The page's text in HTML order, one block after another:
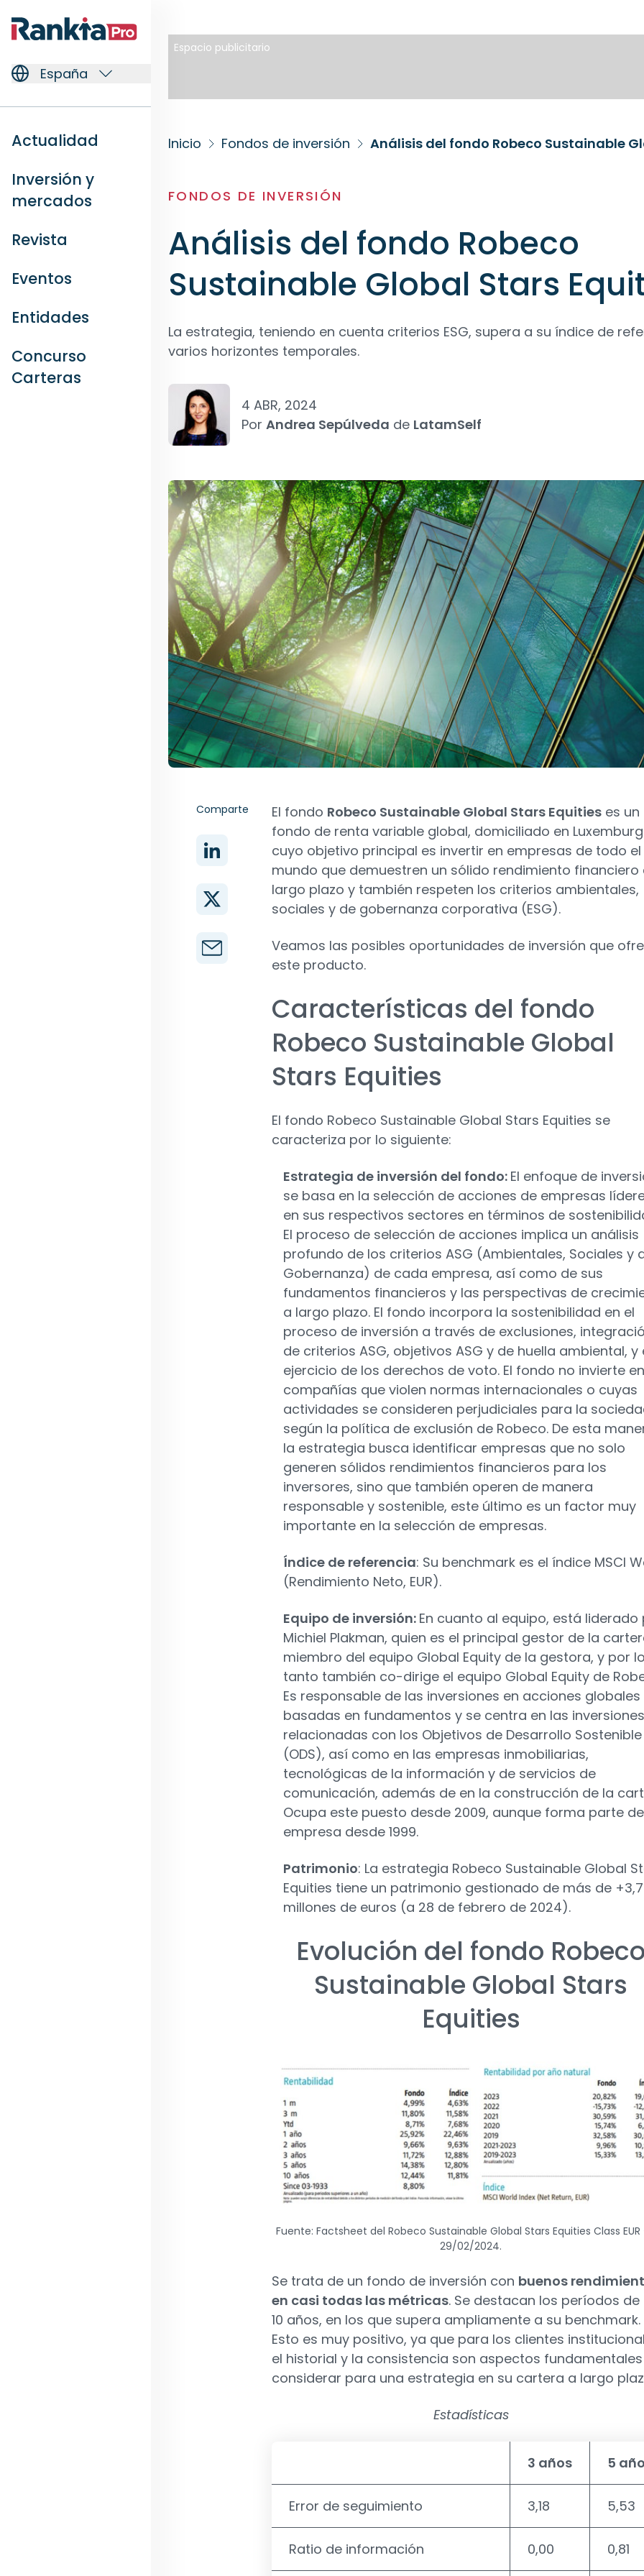
España
Actualidad
Inversión y
mercados
Revista
Eventos
Entidades
Concurso
Carteras
Espacio publicitario
Inicio Fondos de inversión Análisis del fondo Robeco Sustainable
FONDOS DE INVERSIÓN
Análisis del fondo Robeco
Sustainable Global Stars
La estrategia, teniendo en cuenta criterios ESG, supera a su índice de
varios horizontes temporales.
4 ABR, 2024
Por Andrea Sepúlveda de LatamSelf
Comparte El fondo Robeco Sustainable Global Stars Equities es un
fondo de renta variable global, domiciliado en
cuyo objetivo principal es invertir en empresas de todo el
mundo que demuestren un sólido rendimiento financiero
largo plazo y también respeten los criterios ambientales,
sociales y de gobernanza corporativa (ESG).
Veamos las posibles oportunidades de inversión que
este producto.
Características del fondo
Robeco Sustainable Global
Stars Equities
El fondo Robeco Sustainable Global Stars Equities se
caracteriza por lo siguiente:
Estrategia de inversión del fondo: El enfoque de
se basa en la selección de acciones de empresas
en sus respectivos sectores en términos de
El proceso de selección de acciones implica un análisis
profundo de los criterios ASG (Ambientales, Sociales y
Gobernanza) de cada empresa, así como de sus
fundamentos financieros y las perspectivas de
a largo plazo. El fondo incorpora la sostenibilidad en el
proceso de inversión a través de exclusiones,
de criterios ASG, objetivos ASG y de huella ambiental, y
ejercicio de los derechos de voto. El fondo no invierte en
compañías que violen normas internacionales o cuyas
actividades se consideren perjudiciales para la
según la política de exclusión de Robeco. De esta
la estrategia busca identificar empresas que no solo
generen sólidos rendimientos financieros para los
inversores, sino que también operen de manera
responsable y sostenible, este último es un factor muy
importante en la selección de empresas.
Índice de referencia: Su benchmark es el índice MSCI
(Rendimiento Neto, EUR).
Equipo de inversión: En cuanto al equipo, está liderado
Michiel Plakman, quien es el principal gestor de la
miembro del equipo Global Equity de la gestora, y por lo
tanto también co-dirige el equipo Global Equity de
Es responsable de las inversiones en acciones globales
basadas en fundamentos y se centra en las inversiones
relacionadas con los Objetivos de Desarrollo Sostenible
(ODS), así como en las empresas inmobiliarias,
tecnológicas de la información y de servicios de
comunicación, además de en la construcción de la
Ocupa este puesto desde 2009, aunque forma parte
empresa desde 1999.
Patrimonio: La estrategia Robeco Sustainable Global
Equities tiene un patrimonio gestionado de más de
millones de euros (a 28 de febrero de 2024).
Evolución del fondo Robeco
Sustainable Global Stars
Equities
Fuente: Factsheet del Robeco Sustainable Global Stars Equities Class EUR
29/02/2024.
Se trata de un fondo de inversión con buenos
en casi todas las métricas. Se destacan los períodos de
10 años, en los que supera ampliamente a su benchmark.
Esto es muy positivo, ya que para los clientes
el historial y la consistencia son aspectos
considerar para una estrategia en su cartera a largo
Estadísticas
3 años 5
Error de seguimiento 3,18 5,53
Ratio de información 0,00 0,81